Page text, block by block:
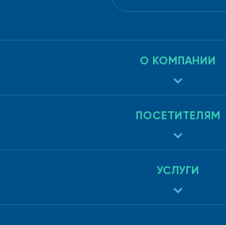
О КОМПАНИИ
ПОСЕТИТЕЛЯМ
УСЛУГИ